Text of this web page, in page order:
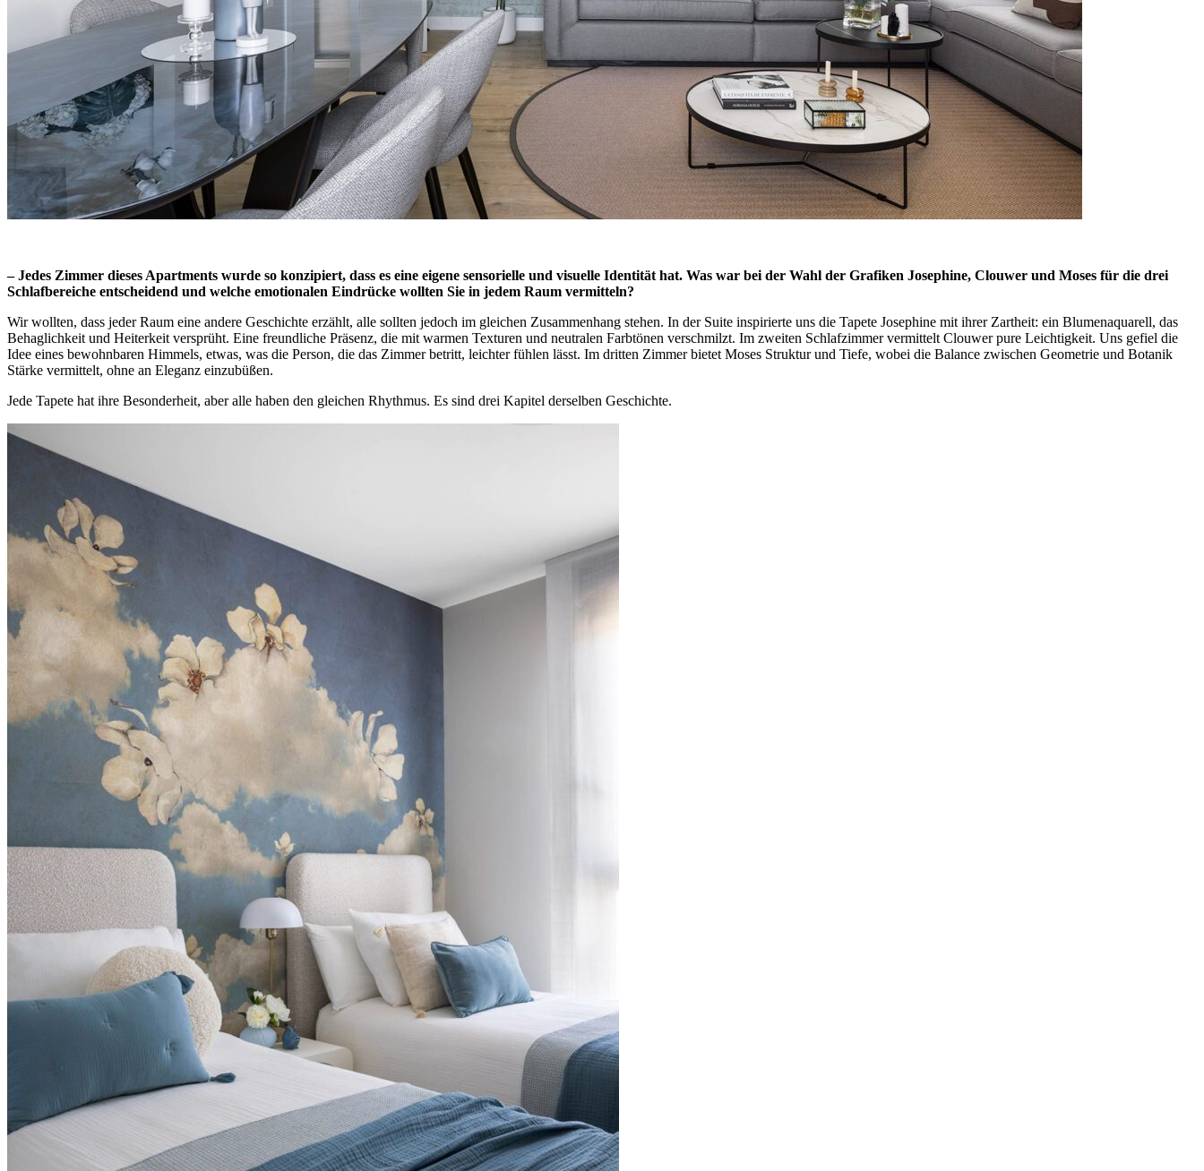
– Jedes Zimmer dieses Apartments wurde so konzipiert, dass es eine eigene sensorielle und visuelle Identität hat. Was war bei der Wahl der Grafiken Josephine, Clouwer und Moses für die drei
Schlafbereiche entscheidend und welche emotionalen Eindrücke wollten Sie in jedem Raum vermitteln?
Wir wollten, dass jeder Raum eine andere Geschichte erzählt, alle sollten jedoch im gleichen Zusammenhang stehen. In der Suite inspirierte uns die Tapete Josephine mit ihrer Zartheit: ein Blumenaquarell, das
Behaglichkeit und Heiterkeit versprüht. Eine freundliche Präsenz, die mit warmen Texturen und neutralen Farbtönen verschmilzt. Im zweiten Schlafzimmer vermittelt Clouwer pure Leichtigkeit. Uns gefiel die
Idee eines bewohnbaren Himmels, etwas, was die Person, die das Zimmer betritt, leichter fühlen lässt. Im dritten Zimmer bietet Moses Struktur und Tiefe, wobei die Balance zwischen Geometrie und Botanik
Stärke vermittelt, ohne an Eleganz einzubüßen.
Jede Tapete hat ihre Besonderheit, aber alle haben den gleichen Rhythmus. Es sind drei Kapitel derselben Geschichte.